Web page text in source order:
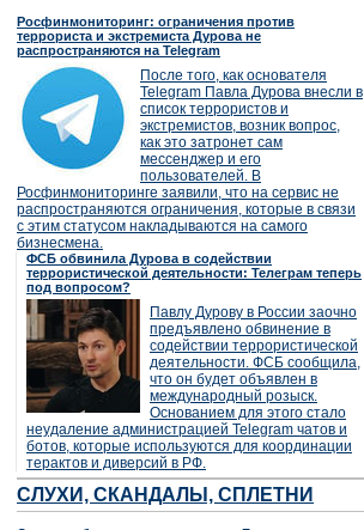
Росфинмониторинг: ограничения против
террориста и экстремиста Дурова не
распространяются на Telegram
После того, как основателя
Telegram Павла Дурова внесли в
список террористов и
экстремистов, возник вопрос,
как это затронет сам
мессенджер и его
пользователей. В
Росфинмониторинге заявили, что на сервис не
распространяются ограничения, которые в связи
с этим статусом накладываются на самого
бизнесмена.
ФСБ обвинила Дурова в содействии
террористической деятельности: Телеграм теперь
под вопросом?
Павлу Дурову в России заочно
предъявлено обвинение в
содействии террористической
деятельности. ФСБ сообщила,
что он будет объявлен в
международный розыск.
Основанием для этого стало
неудаление администрацией Telegram чатов и
ботов, которые используются для координации
терактов и диверсий в РФ.
СЛУХИ, СКАНДАЛЫ, СПЛЕТНИ